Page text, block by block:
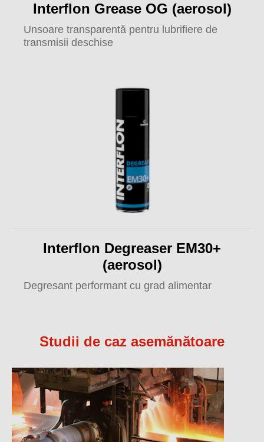
Interflon Grease OG (aerosol)
Unsoare transparentă pentru lubrifiere de
transmisii deschise
Interflon Degreaser EM30+
(aerosol)
Degresant performant cu grad alimentar
Studii de caz asemănătoare